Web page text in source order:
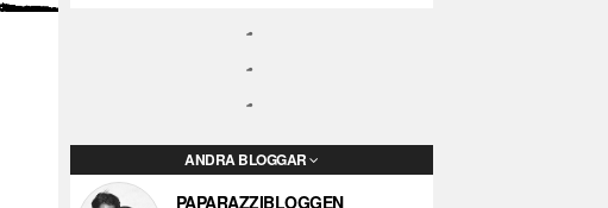
ANDRA BLOGGAR
PAPARAZZIBLOGGEN